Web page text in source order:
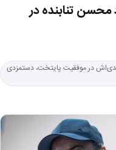
تنابنده در
در موفقیت پایتخت، دستمزدی